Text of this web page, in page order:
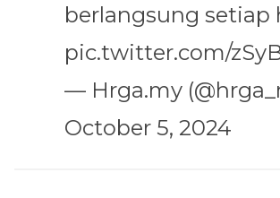
berlangsung setiap
pic.twitter.com/
— Hrga.my
October 5, 2024